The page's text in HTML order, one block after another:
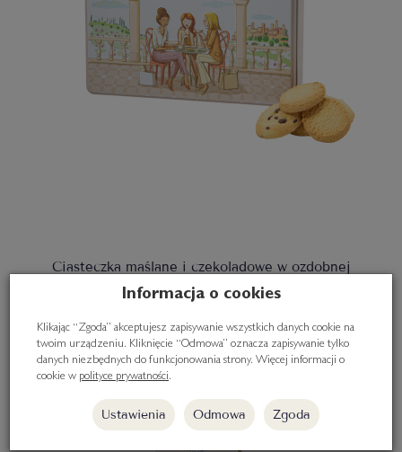
Ciasteczka maślane i czekoladowe w ozdobnej
puszce, 240g
Do koszyka
Informacja o cookies
Klikając “Zgoda” akceptujesz zapisywanie wszystkich danych cookie na
twoim urządzeniu. Kliknięcie “Odmowa” oznacza zapisywanie tylko
danych niezbędnych do funkcjonowania strony. Więcej informacji o
cookie w polityce prywatności.
Ustawienia Odmowa Zgoda